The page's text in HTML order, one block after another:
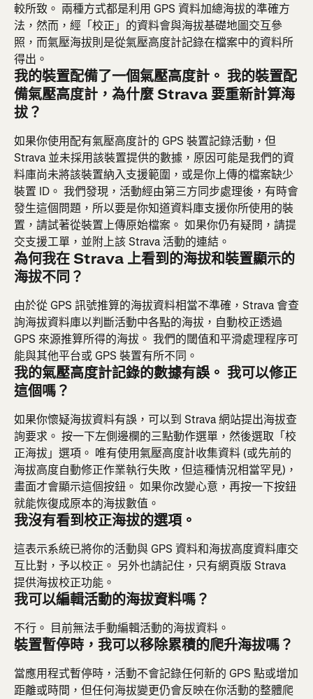
較所致。 兩種方式都是利用 GPS 資料加總海拔的準確方
法，然而，經「校正」的資料會與海拔基礎地圖交互參
照，而氣壓海拔則是從氣壓高度計記錄在檔案中的資料所
得出。
我的裝置配備了一個氣壓高度計。 我的裝置配
備氣壓高度計，為什麼 Strava 要重新計算海
拔？
如果你使用配有氣壓高度計的 GPS 裝置記錄活動，但
Strava 並未採用該裝置提供的數據，原因可能是我們的資
料庫尚未將該裝置納入支援範圍，或是你上傳的檔案缺少
裝置 ID。 我們發現，活動經由第三方同步處理後，有時會
發生這個問題，所以要是你知道資料庫支援你所使用的裝
置，請試著從裝置上傳原始檔案。 如果你仍有疑問，請提
交支援工單，並附上該 Strava 活動的連結。
為何我在 Strava 上看到的海拔和裝置顯示的
海拔不同？
由於從 GPS 訊號推算的海拔資料相當不準確，Strava 會查
詢海拔資料庫以判斷活動中各點的海拔，自動校正透過
GPS 來源推算所得的海拔。 我們的閾值和平滑處理程序可
能與其他平台或 GPS 裝置有所不同。
我的氣壓高度計記錄的數據有誤。 我可以修正
這個嗎？
如果你懷疑海拔資料有誤，可以到 Strava 網站提出海拔查
詢要求。 按一下左側邊欄的三點動作選單，然後選取「校
正海拔」選項。 唯有使用氣壓高度計收集資料 (或先前的
海拔高度自動修正作業執行失敗，但這種情況相當罕見)，
畫面才會顯示這個按鈕。 如果你改變心意，再按一下按鈕
就能恢復成原本的海拔數值。
我沒有看到校正海拔的選項。
這表示系統已將你的活動與 GPS 資料和海拔高度資料庫交
互比對，予以校正。 另外也請記住，只有網頁版 Strava
提供海拔校正功能。
我可以編輯活動的海拔資料嗎？
不行。 目前無法手動編輯活動的海拔資料。
裝置暫停時，我可以移除累積的爬升海拔嗎？
當應用程式暫停時，活動不會記錄任何新的 GPS 點或增加
距離或時間，但任何海拔變更仍會反映在你活動的整體爬